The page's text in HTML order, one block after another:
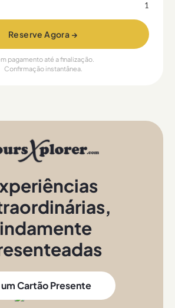
1
Reserve Agora →
pagamento até a finalização.
Confirmação instantânea.
,
um Cartão Presente